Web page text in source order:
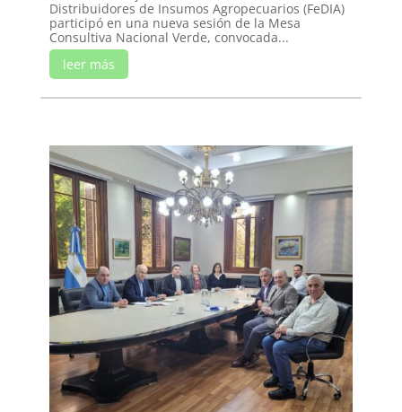
Distribuidores de Insumos Agropecuarios (FeDIA)
participó en una nueva sesión de la Mesa
Consultiva Nacional Verde, convocada...
leer más